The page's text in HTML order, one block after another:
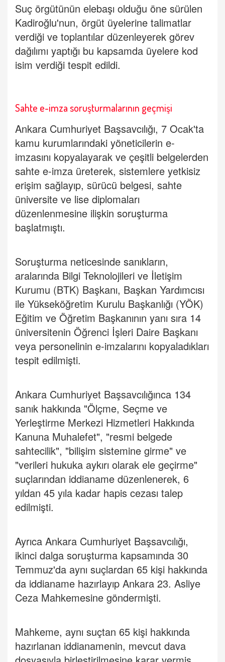
Suç örgütünün elebaşı olduğu öne sürülen
Kadiroğlu'nun, örgüt üyelerine talimatlar
verdiği ve toplantılar düzenleyerek görev
dağılımı yaptığı bu kapsamda üyelere kod
isim verdiği tespit edildi.
Sahte e-imza soruşturmalarının geçmişi
Ankara Cumhuriyet Başsavcılığı, 7 Ocak'ta
kamu kurumlarındaki yöneticilerin e-
imzasını kopyalayarak ve çeşitli belgelerden
sahte e-imza üreterek, sistemlere yetkisiz
erişim sağlayıp, sürücü belgesi, sahte
üniversite ve lise diplomaları
düzenlenmesine ilişkin soruşturma
başlatmıştı.
Soruşturma neticesinde sanıkların,
aralarında Bilgi Teknolojileri ve İletişim
Kurumu (BTK) Başkanı, Başkan Yardımcısı
ile Yükseköğretim Kurulu Başkanlığı (YÖK)
Eğitim ve Öğretim Başkanının yanı sıra 14
üniversitenin Öğrenci İşleri Daire Başkanı
veya personelinin e-imzalarını kopyaladıkları
tespit edilmişti.
Ankara Cumhuriyet Başsavcılığınca 134
sanık hakkında "Ölçme, Seçme ve
Yerleştirme Merkezi Hizmetleri Hakkında
Kanuna Muhalefet", "resmi belgede
sahtecilik", "bilişim sistemine girme" ve
"verileri hukuka aykırı olarak ele geçirme"
suçlarından iddianame düzenlenerek, 6
yıldan 45 yıla kadar hapis cezası talep
edilmişti.
Ayrıca Ankara Cumhuriyet Başsavcılığı,
ikinci dalga soruşturma kapsamında 30
Temmuz'da aynı suçlardan 65 kişi hakkında
da iddianame hazırlayıp Ankara 23. Asliye
Ceza Mahkemesine göndermişti.
Mahkeme, aynı suçtan 65 kişi hakkında
hazırlanan iddianamenin, mevcut dava